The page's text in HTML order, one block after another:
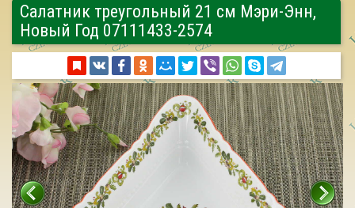
Салатник треугольный 21 см Мэри-Энн,
Новый Год 07111433-2574